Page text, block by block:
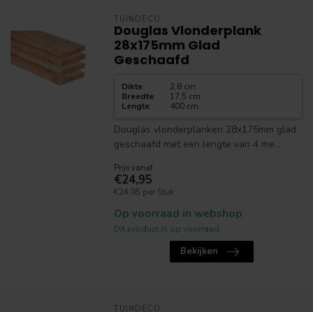
TUINDECO
Douglas Vlonderplank
28x175mm Glad
Geschaafd
Dikte:
2,8 cm
Breedte:
17,5 cm
Lengte: 400 cm
Douglas vlonderplanken 28x175mm glad
geschaafd met een lengte van 4 me...
Prijs vanaf
€24,95
€24,95 per Stuk
Op voorraad in webshop
Dit product is op voorraad.
Bekijken
TUINDECO